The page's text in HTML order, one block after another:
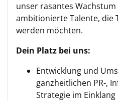
unser rasantes
ambitionierte Talente, die
werden möchten.
Dein Platz bei uns:
Entwicklung und
ganzheitlichen PR-,
Strategie im